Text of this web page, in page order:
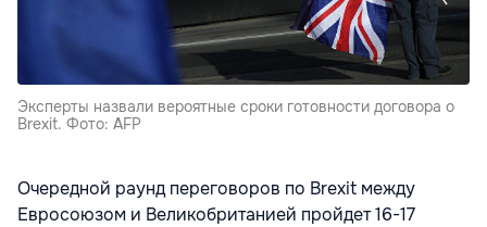
Эксперты назвали вероятные сроки готовности договора о
Brexit. Фото: AFP
Очередной раунд переговоров по Brexit между
Евросоюзом и Великобританией пройдет 16-17